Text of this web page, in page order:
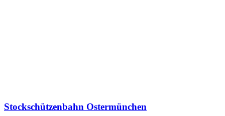
Stockschützenbahn Ostermünchen